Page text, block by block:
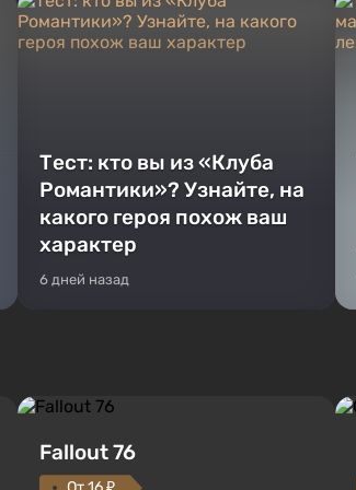
Тест: кто вы из «Клуба
Романтики»? Узнайте, на
какого героя похож ваш
характер
6 дней назад
Fallout 76